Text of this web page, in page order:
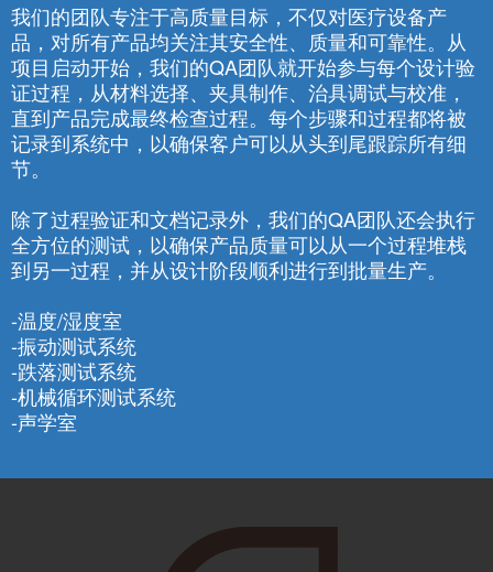
我们的团队专注于高质量目标，不仅对医疗设备产
品，对所有产品均关注其安全性、质量和可靠性。从
项目启动开始，我们的QA团队就开始参与每个设计验
证过程，从材料选择、夹具制作、治具调试与校准，
直到产品完成最终检查过程。每个步骤和过程都将被
记录到系统中，以确保客户可以从头到尾跟踪所有细
节。
除了过程验证和文档记录外，我们的QA团队还会执行
全方位的测试，以确保产品质量可以从一个过程堆栈
到另一过程，并从设计阶段顺利进行到批量生产。
-温度/湿度室
-振动测试系统
-跌落测试系统
-机械循环测试系统
-声学室